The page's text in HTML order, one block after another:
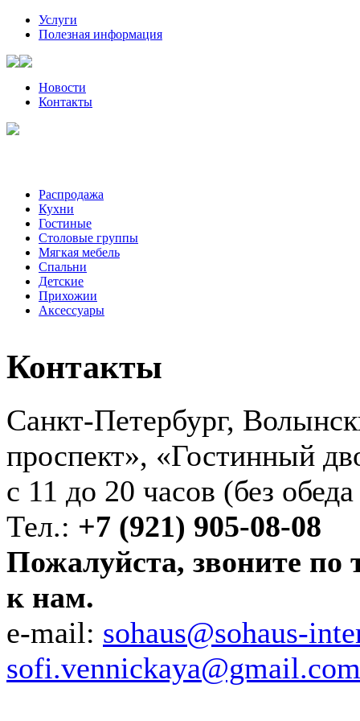
Услуги
Полезная информация
Новости
Контакты
Распродажа
Кухни
Гостиные
Столовые группы
Мягкая мебель
Спальни
Детские
Прихожии
Аксессуары
Контакты
Санкт-Петербург,
проспект», «Гостинный
с 11 до 20 часов (без
Тел.: +7 (921) 905-08-08
Пожалуйста, звоните по
к нам.
e-mail: sohaus@sohaus-
sofi.vennickaya@gmail.com